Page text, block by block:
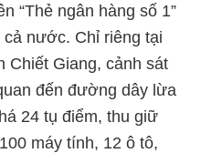
“Thẻ ngân hàng số 1”
nước. Chỉ riêng tại
Chiết Giang, cảnh sát
đến đường dây lừa
24 tụ điểm, thu giữ
máy tính, 12 ô tô,